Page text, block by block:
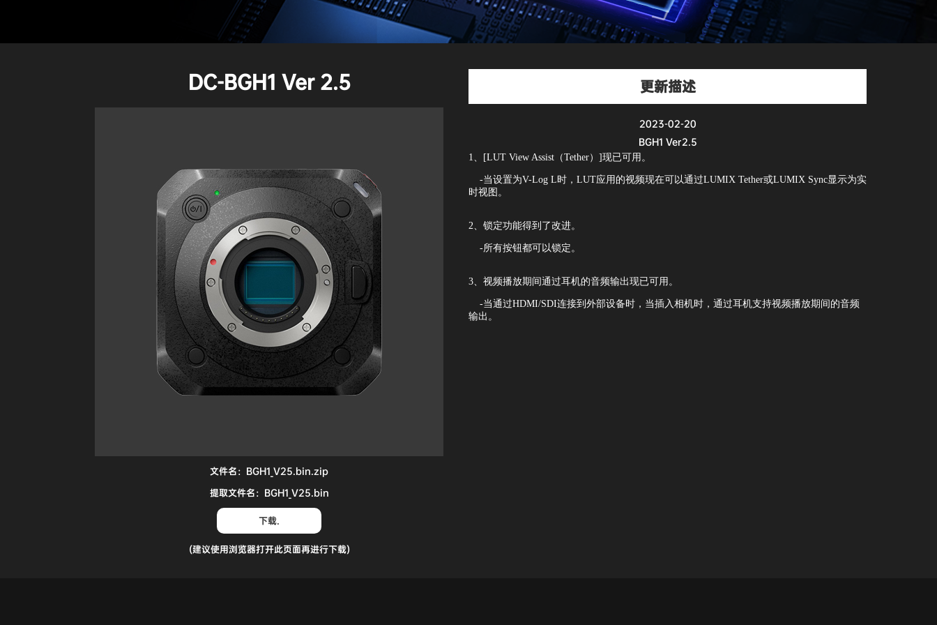
DC-BGH1 Ver 2.5
文件名：BGH1_V25.bin.zip
提取文件名：BGH1_V25.bin
下载.
(建议使用浏览器打开此页面再进行下载)
更新描述
2023-02-20
BGH1 Ver2.5
1、[LUT View Assist（Tether）]现已可用。
-当设置为V-Log L时，LUT应用的视频现在可以通过LUMIX Tether或LUMIX Sync显示为实
时视图。
2、锁定功能得到了改进。
-所有按钮都可以锁定。
3、视频播放期间通过耳机的音频输出现已可用。
-当通过HDMI/SDI连接到外部设备时，当插入相机时，通过耳机支持视频播放期间的音频
输出。